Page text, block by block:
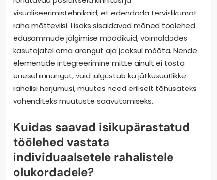
visualiseerimistehnikaid, et edendada tervislikumat
raha mõtteviisi. Lisaks sisaldavad mõned töölehed
edusammude jälgimise mõõdikuid, võimaldades
kasutajatel oma arengut aja jooksul mõõta. Nende
elementide integreerimine mitte ainult ei tõsta
enesehinnangut, vaid julgustab ka jätkusuutlikke
rahalisi harjumusi, muutes need eriliselt tõhusateks
vahenditeks muutuste saavutamiseks.
Kuidas saavad isikupärastatud
töölehed vastata
individuaalsetele rahalistele
olukordadele?